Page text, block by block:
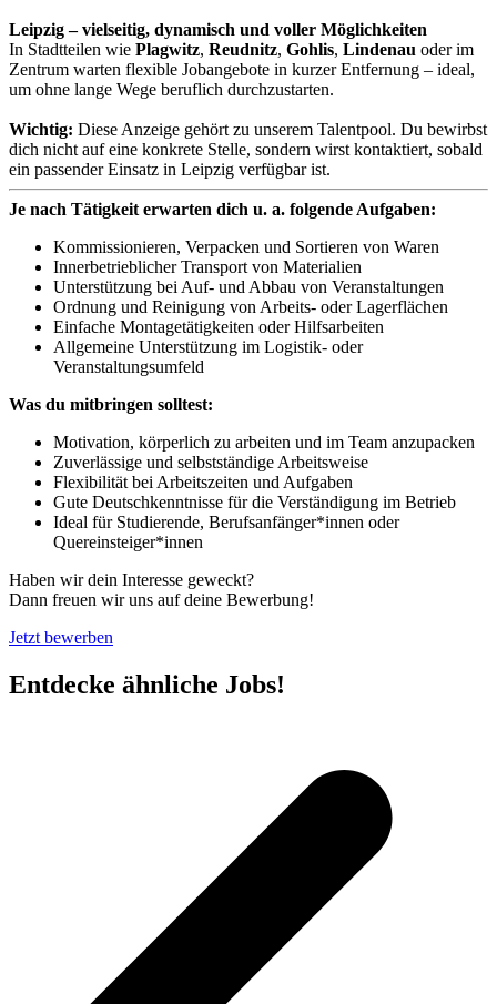
Leipzig – vielseitig, dynamisch und voller Möglichkeiten
In Stadtteilen wie Plagwitz, Reudnitz, Gohlis, Lindenau oder im
Zentrum warten flexible Jobangebote in kurzer Entfernung – ideal,
um ohne lange Wege beruflich durchzustarten.
Wichtig: Diese Anzeige gehört zu unserem Talentpool. Du bewirbst
dich nicht auf eine konkrete Stelle, sondern wirst kontaktiert, sobald
ein passender Einsatz in Leipzig verfügbar ist.
Je nach Tätigkeit erwarten dich u. a. folgende Aufgaben:
Kommissionieren, Verpacken und Sortieren von Waren
Innerbetrieblicher Transport von Materialien
Unterstützung bei Auf- und Abbau von Veranstaltungen
Ordnung und Reinigung von Arbeits- oder Lagerflächen
Einfache Montagetätigkeiten oder Hilfsarbeiten
Allgemeine Unterstützung im Logistik- oder
Veranstaltungsumfeld
Was du mitbringen solltest:
Motivation, körperlich zu arbeiten und im Team anzupacken
Zuverlässige und selbstständige Arbeitsweise
Flexibilität bei Arbeitszeiten und Aufgaben
Gute Deutschkenntnisse für die Verständigung im Betrieb
Ideal für Studierende, Berufsanfänger*innen oder
Quereinsteiger*innen
Haben wir dein Interesse geweckt?
Dann freuen wir uns auf deine Bewerbung!
Jetzt bewerben
Entdecke ähnliche Jobs!